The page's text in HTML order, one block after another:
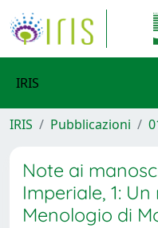
IRIS
IRIS Pubblicazioni
Note ai
Imperiale, 1:
Menologio di